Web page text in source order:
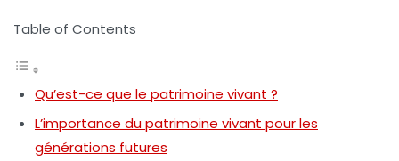
Table of Contents
Qu’est-ce que le patrimoine vivant ?
L’importance du patrimoine vivant pour les
générations futures